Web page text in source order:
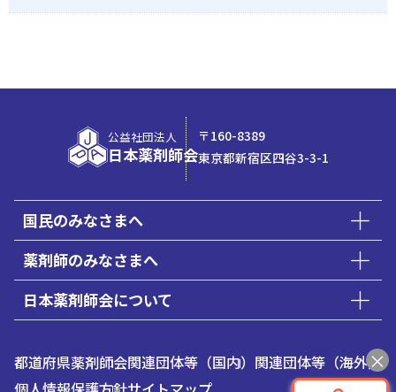
公益社団法人
日本薬剤師会
〒160-8389
東京都新宿区四谷3-3-1
国民のみなさまへ
薬剤師のみなさまへ
日本薬剤師会について
都道府県薬剤師会関連団体等（国内） 関連団体等（海外）